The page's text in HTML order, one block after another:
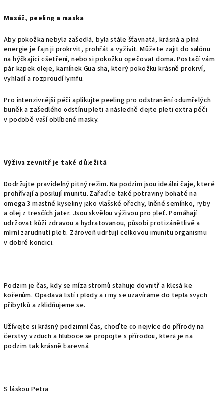
Masáž, peeling a maska
Aby pokožka nebyla zašedlá, byla stále šťavnatá, krásná a plná
energie je fajn ji prokrvit, prohřát a vyživit. Můžete zajít do salónu
na hýčkající ošetření, nebo si pokožku opečovat doma. Postačí vám
pár kapek oleje, kamínek Gua sha, který pokožku krásně prokrví,
vyhladí a rozproudí lymfu.
Pro intenzivnější péči aplikujte peeling pro odstranění odumřelých
buněk a zašedlého odstínu pleti a následně dejte pleti extra péči
v podobě vaší oblíbené masky.
Výživa zevnitř je také důležitá
Dodržujte pravidelný pitný režim. Na podzim jsou ideální čaje, které
prohřívají a posilují imunitu. Zařaďte také potraviny bohaté na
omega 3 mastné kyseliny jako vlašské ořechy, lněné semínko, ryby
a olej z tresčích jater. Jsou skvělou výživou pro pleť. Pomáhají
udržovat kůži zdravou a hydratovanou, působí protizánětlivě a
mírní zarudnutí pleti. Zároveň udržují celkovou imunitu organismu
v dobré kondici.
Podzim je čas, kdy se míza stromů stahuje dovnitř a klesá ke
kořenům. Opadává listí i plody a i my se uzavíráme do tepla svých
příbytků a zklidňujeme se.
Užívejte si krásný podzimní čas, choďte co nejvíce do přírody na
čerstvý vzduch a hluboce se propojte s přírodou, která je na
podzim tak krásně barevná.
S láskou Petra